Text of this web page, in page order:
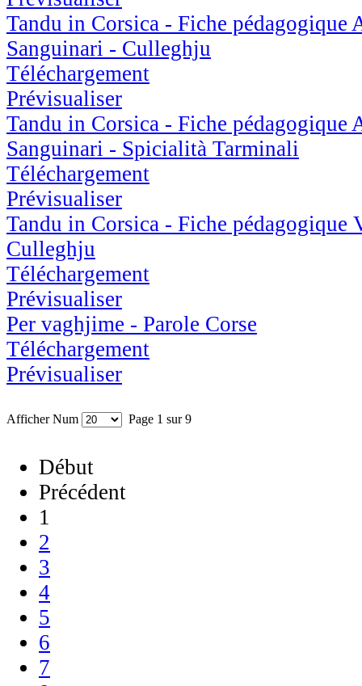
Tandu in Corsica - Fiche pédagogique
Sanguinari - Culleghju
Téléchargement
Prévisualiser
Tandu in Corsica - Fiche pédagogique
Sanguinari - Spicialità Tarminali
Téléchargement
Prévisualiser
Tandu in Corsica - Fiche pédagogique
Culleghju
Téléchargement
Prévisualiser
Per vaghjime - Parole Corse
Téléchargement
Prévisualiser
Afficher Num Page 1 sur 9
Début
Précédent
1
2
3
4
5
6
7